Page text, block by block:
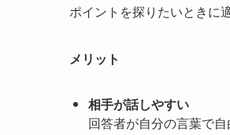
ポイントを探りたいときに
メリット
相手が話しやすい
回答者が自分の言葉で